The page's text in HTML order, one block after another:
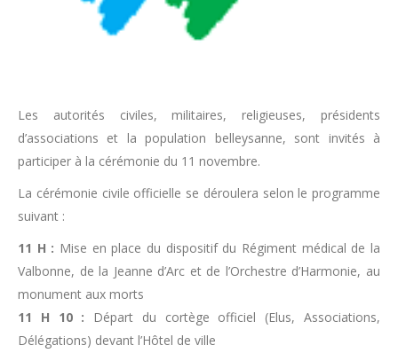
Les autorités civiles, militaires, religieuses, présidents
d’associations et la population belleysanne, sont invités à
participer à la cérémonie du 11 novembre.
La cérémonie civile officielle se déroulera selon le programme
suivant :
11 H : Mise en place du dispositif du Régiment médical de la
Valbonne, de la Jeanne d’Arc et de l’Orchestre d’Harmonie, au
monument aux morts
11 H 10 : Départ du cortège officiel (Elus, Associations,
Délégations) devant l’Hôtel de ville